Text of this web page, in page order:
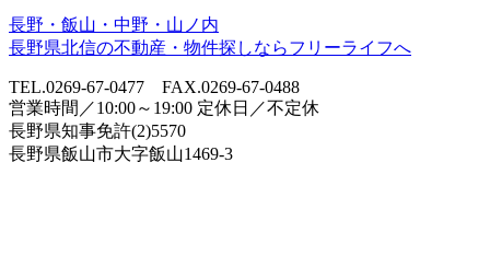
長野・飯山・中野・山ノ内
長野県北信の不動産・物件探しならフリーライフへ
TEL.0269-67-0477 FAX.0269-67-0488
営業時間／10:00～19:00 定休日／不定休
長野県知事免許(2)5570
長野県飯山市大字飯山1469-3